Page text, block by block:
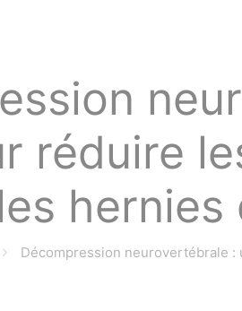
réduire
les hernies
Décompression neurovertébrale